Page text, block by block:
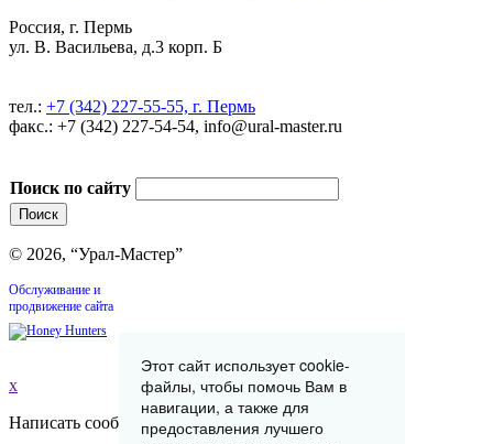
Россия, г. Пермь
ул. В. Васильева, д.3 корп. Б
тел.: +7 (342) 227-55-55, г. Пермь
факс.: +7 (342) 227-54-54, info@ural-master.ru
Поиск по сайту
© 2026, “Урал-Мастер”
Обслуживание и
продвижение сайта
x
Написать сообщение
Этот сайт использует cookie-
файлы, чтобы помочь Вам в
навигации, а также для
предоставления лучшего